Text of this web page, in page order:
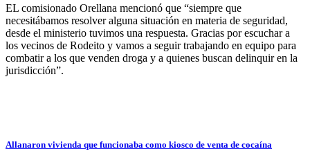
EL comisionado Orellana mencionó que “siempre que
necesitábamos resolver alguna situación en materia de seguridad,
desde el ministerio tuvimos una respuesta. Gracias por escuchar a
los vecinos de Rodeito y vamos a seguir trabajando en equipo para
combatir a los que venden droga y a quienes buscan delinquir en la
jurisdicción”.
Allanaron vivienda que funcionaba como kiosco de venta de cocaína